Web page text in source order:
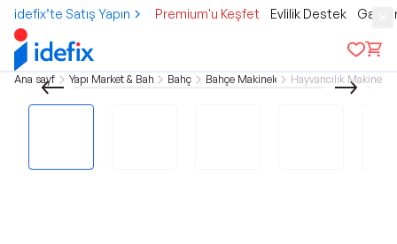
idefix’te Satış Yapın Premium'u Keşfet Evlilik Destek
Ana sayfa Yapı Market & Bahçe Bahçe Bahçe Makineleri Hayvancılık Makineleri